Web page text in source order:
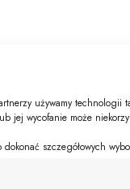
używamy
jej wycofanie może
szczegółowych